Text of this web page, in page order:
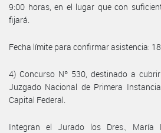
9:00 horas, en el lugar que con
fijará.
Fecha límite para confirmar asistencia:
4) Concurso Nº 530, destinado a
Juzgado Nacional de Primera
Capital Federal.
Integran el Jurado los Dres., María